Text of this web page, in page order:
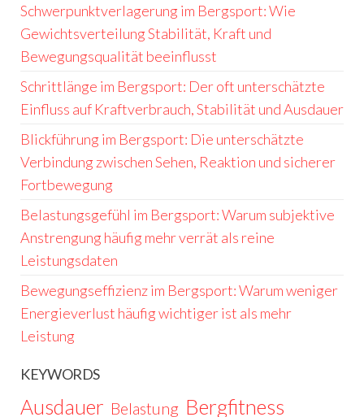
Schwerpunktverlagerung im Bergsport: Wie
Gewichtsverteilung Stabilität, Kraft und
Bewegungsqualität beeinflusst
Schrittlänge im Bergsport: Der oft unterschätzte
Einfluss auf Kraftverbrauch, Stabilität und Ausdauer
Blickführung im Bergsport: Die unterschätzte
Verbindung zwischen Sehen, Reaktion und sicherer
Fortbewegung
Belastungsgefühl im Bergsport: Warum subjektive
Anstrengung häufig mehr verrät als reine
Leistungsdaten
Bewegungseffizienz im Bergsport: Warum weniger
Energieverlust häufig wichtiger ist als mehr
Leistung
KEYWORDS
Ausdauer Belastung Bergfitness